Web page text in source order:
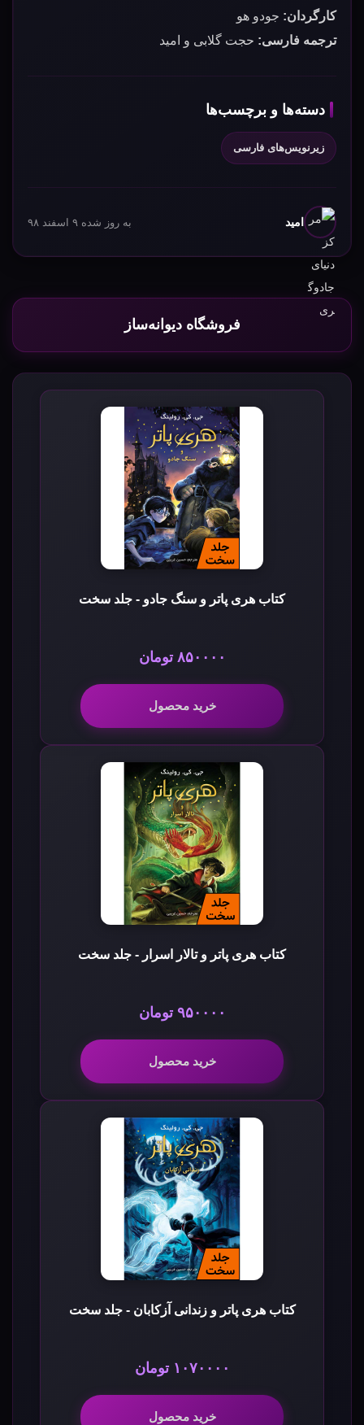
کارگردان: جودو هو
ترجمه فارسی: حجت گلابی و امید
دسته‌ها و برچسب‌ها
زیرنویس‌های فارسی
امید به روز شده ۹ اسفند ۹۸
فروشگاه دیوانه‌ساز
کتاب هری پاتر و سنگ جادو - جلد سخت
۸۵۰۰۰۰ تومان
خرید محصول
کتاب هری پاتر و تالار اسرار - جلد سخت
۹۵۰۰۰۰ تومان
خرید محصول
کتاب هری پاتر و زندانی آزکابان - جلد سخت
۱۰۷۰۰۰۰ تومان
خرید محصول